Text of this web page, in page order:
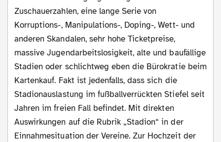
Zuschauerzahlen, eine lange Serie von
Korruptions-, Manipulations-, Doping-, Wett- und
anderen Skandalen, sehr hohe Ticketpreise,
massive Jugendarbeitslosigkeit, alte und baufällige
Stadien oder schlichtweg eben die Bürokratie beim
Kartenkauf. Fakt ist jedenfalls, dass sich die
Stadionauslastung im fußballverrückten Stiefel seit
Jahren im freien Fall befindet. Mit direkten
Auswirkungen auf die Rubrik „Stadion“ in der
Einnahmesituation der Vereine. Zur Hochzeit der